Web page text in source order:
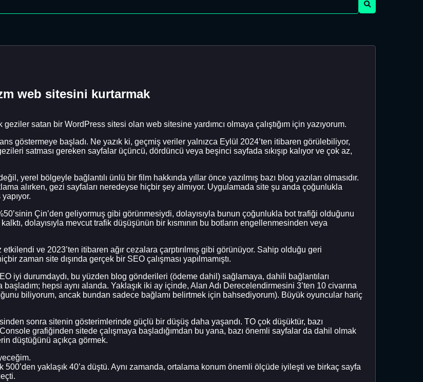
web sitesini kurtarmak
satan bir WordPress sitesi olan web sitesine yardımcı olmaya çalıştığım için yazıyorum.
göstermeye başladı. Ne yazık ki, geçmiş veriler yalnızca Eylül 2024’ten itibaren görülebiliyor,
satması gereken sayfalar üçüncü, dördüncü veya beşinci sayfada sıkışıp kalıyor ve çok az,
yerel bölgeyle bağlantılı ünlü bir film hakkında yıllar önce yazılmış bazı blog yazıları olmasıdır.
alırken, gezi sayfaları neredeyse hiçbir şey almıyor. Uygulamada site şu anda çoğunlukla
Çin’den geliyormuş gibi görünmesiydi, dolayısıyla bunun çoğunlukla bot trafiği olduğunu
dolayısıyla mevcut trafik düşüşünün bir kısmının bu botların engellenmesinden veya
ve 2023’ten itibaren ağır cezalara çarptırılmış gibi görünüyor. Sahip olduğu geri
zaman site dışında gerçek bir SEO çalışması yapılmamıştı.
iyi durumdaydı, bu yüzden blog gönderileri (ödeme dahil) sağlamaya, dahili bağlantıları
hepsi aynı alanda. Yaklaşık iki ay içinde, Alan Adı Derecelendirmesini 3’ten 10 civarına
biliyorum, ancak bundan sadece bağlamı belirtmek için bahsediyorum). Büyük oyuncular hariç
sonra sitenin gösterimlerinde güçlü bir düşüş daha yaşandı. TO çok düşüktür, bazı
Console grafiğinden sitede çalışmaya başladığımdan bu yana, bazı önemli sayfalar da dahil olmak
düştüğünü açıkça görmek.
yaklaşık 40’a düştü. Aynı zamanda, ortalama konum önemli ölçüde iyileşti ve birkaç sayfa